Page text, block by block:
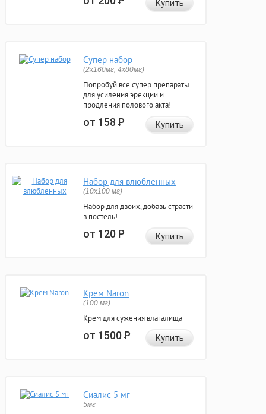
Купить
Супер набор
(2х160мг, 4х80мг)
Попробуй все супер препараты
для усиления эрекции и
продления полового акта!
от 158Р Купить
Набор для влюбленных
(10х100 мг)
Набор для двоих, добавь страсти
в постель!
от 120Р Купить
Крем Naron
(100 мг)
Крем для сужения влагалища
от 1500Р Купить
Сиалис 5 мг
5мг